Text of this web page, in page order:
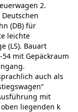
2.
Deutschen
(DB) für
leichte
(LS). Bauart
54 mit Gepäckraum
auch als
mit
liegenden k